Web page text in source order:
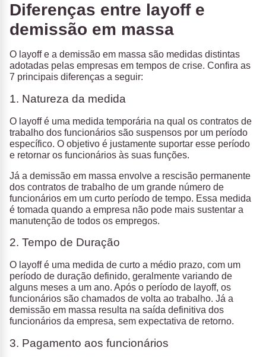
Diferenças entre layoff e
demissão em massa
O layoff e a demissão em massa são medidas distintas
adotadas pelas empresas em tempos de crise. Confira as
7 principais diferenças a seguir:
1. Natureza da medida
O layoff é uma medida temporária na qual os contratos de
trabalho dos funcionários são suspensos por um período
específico. O objetivo é justamente suportar esse período
e retornar os funcionários às suas funções.
Já a demissão em massa envolve a rescisão permanente
dos contratos de trabalho de um grande número de
funcionários em um curto período de tempo. Essa medida
é tomada quando a empresa não pode mais sustentar a
manutenção de todos os empregos.
2. Tempo de Duração
O layoff é uma medida de curto a médio prazo, com um
período de duração definido, geralmente variando de
alguns meses a um ano. Após o período de layoff, os
funcionários são chamados de volta ao trabalho. Já a
demissão em massa resulta na saída definitiva dos
funcionários da empresa, sem expectativa de retorno.
3. Pagamento aos funcionários